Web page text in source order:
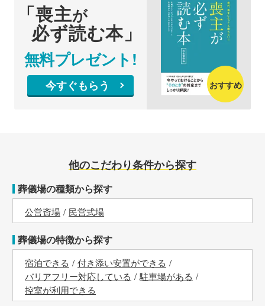
「喪主が
必ず読む本」
無料プレゼント!
今すぐもらう おすすめ
他のこだわり条件から探す
葬儀場の種類から探す
公営斎場 民営式場
葬儀場の特徴から探す
宿泊できる
付き添い安置ができる
バリアフリー対応している
駐車場がある
控室が利用できる